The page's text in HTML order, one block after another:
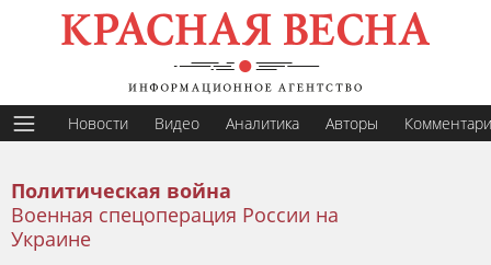
Новости Видео Аналитика Авторы
Политическая война
Военная спецоперация России на
Украине